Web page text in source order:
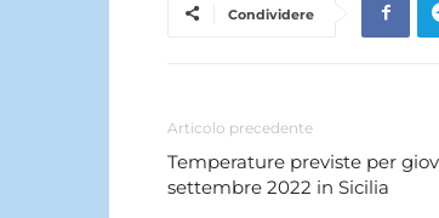
Condividere
Articolo precedente
Temperature previste per
settembre 2022 in Sicilia